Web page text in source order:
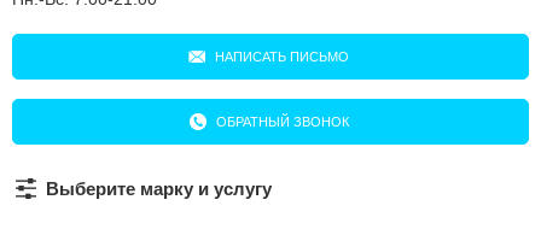
Избранное
Сравнение
НАПИСАТЬ ПИСЬМО
ОБРАТНЫЙ ЗВОНОК
Выберите марку и услугу